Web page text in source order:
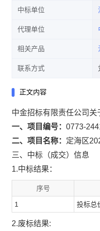
中标单位
代理单位
相关产品
联系方式
正文内容
中金招标有限责任公司
一、项目编号： 0773-
二、项目名称： 定海区
三、中标（成交）信息
1.中标结果：
序号
1 投标总
2.废标结果: